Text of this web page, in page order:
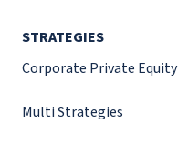
STRATEGIES
Corporate Private Equity
Multi Strategies